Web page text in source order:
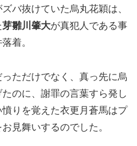
バ抜けていた烏丸花穎は、
芽雛川肇大が真犯人である事
着。
ただけでなく、真っ先に烏
のに、謝罪の言葉すら発し
りを覚えた衣更月蒼馬はプ
見舞いするのでした。